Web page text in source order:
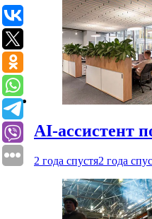
AI-ассистент
2 года спустя2 года